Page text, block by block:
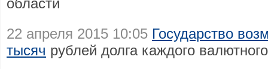
области
22 апреля 2015 10:05 Государство
тысяч рублей долга каждого